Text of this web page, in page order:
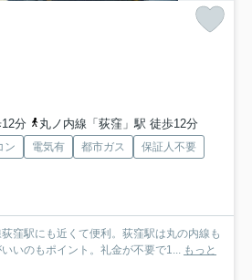
分
丸ノ内線「荻窪」駅 徒歩12分
ン 電気有 都市ガス
保証人不要
窪駅にも近くて便利。荻窪駅は丸の内線も
いのもポイント。礼金が不要で1... もっと